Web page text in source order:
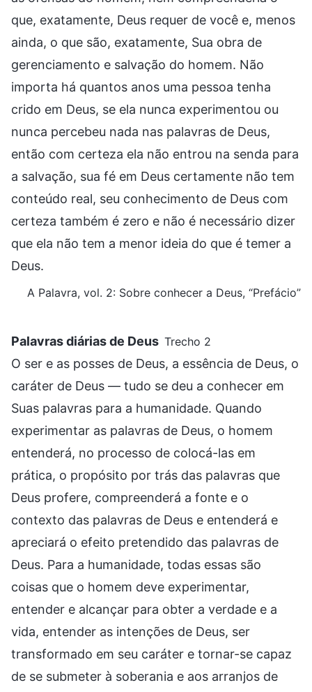
que, exatamente, Deus requer de você e, menos
ainda, o que são, exatamente, Sua obra de
gerenciamento e salvação do homem. Não
importa há quantos anos uma pessoa tenha
crido em Deus, se ela nunca experimentou ou
nunca percebeu nada nas palavras de Deus,
então com certeza ela não entrou na senda para
a salvação, sua fé em Deus certamente não tem
conteúdo real, seu conhecimento de Deus com
certeza também é zero e não é necessário dizer
que ela não tem a menor ideia do que é temer a
Deus.
A Palavra, vol. 2: Sobre conhecer a Deus, “Prefácio”
Palavras diárias de Deus Trecho 2
O ser e as posses de Deus, a essência de Deus, o
caráter de Deus — tudo se deu a conhecer em
Suas palavras para a humanidade. Quando
experimentar as palavras de Deus, o homem
entenderá, no processo de colocá-las em
prática, o propósito por trás das palavras que
Deus profere, compreenderá a fonte e o
contexto das palavras de Deus e entenderá e
apreciará o efeito pretendido das palavras de
Deus. Para a humanidade, todas essas são
coisas que o homem deve experimentar,
entender e alcançar para obter a verdade e a
vida, entender as intenções de Deus, ser
transformado em seu caráter e tornar-se capaz
de se submeter à soberania e aos arranjos de